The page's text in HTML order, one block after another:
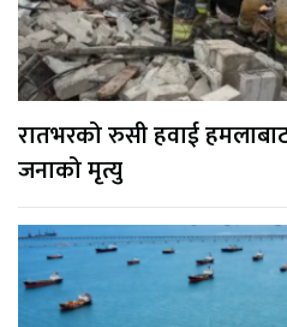
रातभरको रुसी हवाई
जनाको मृत्यु